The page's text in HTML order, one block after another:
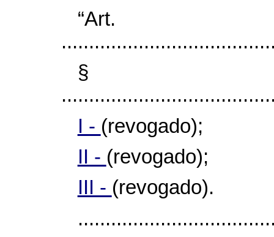
§
I - (revogado);
II - (revogado);
III - (revogado).